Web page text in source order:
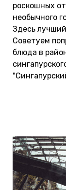
роскошных
необычного
Здесь
Советуем
блюда в